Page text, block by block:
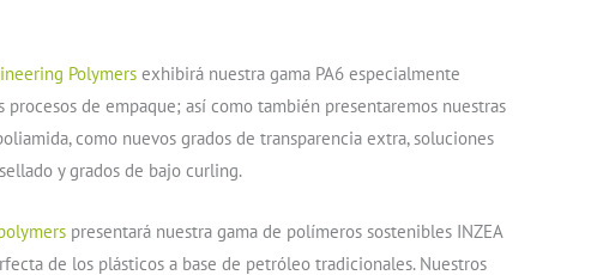
Polymers exhibirá nuestra gama PA6 especialmente
procesos de empaque; así como también presentaremos nuestras
como nuevos grados de transparencia extra, soluciones
y grados de bajo curling.
presentará nuestra gama de polímeros sostenibles INZEA
de los plásticos a base de petróleo tradicionales. Nuestros